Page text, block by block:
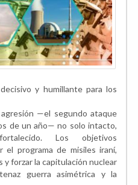
y humillante para los
—el segundo ataque
de un año— no solo intacto,
Los objetivos
el programa de misiles iraní,
y forzar la capitulación nuclear
guerra asimétrica y la